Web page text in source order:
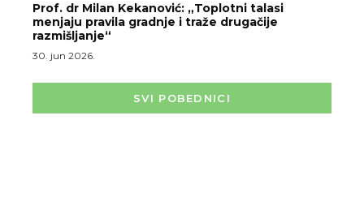
Prof. dr Milan Kekanović: „Toplotni talasi
menjaju pravila gradnje i traže drugačije
razmišljanje“
30. jun 2026.
SVI POBEDNICI